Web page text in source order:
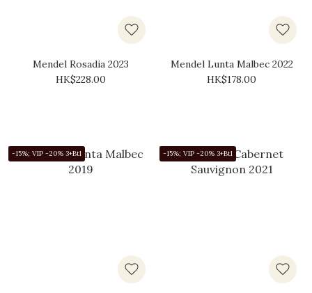
Mendel Rosadia 2023
HK$228.00
Mendel Lunta Malbec 2022
HK$178.00
-15%; VIP -20% 3+Btl -15%; VIP -20% 3+Btl